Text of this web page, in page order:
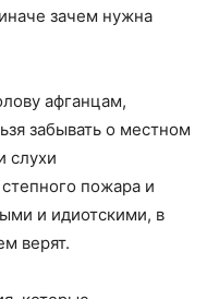
зачем нужна
афганцам,
забывать о местном
слухи
пожара и
и идиотскими, в
верят.